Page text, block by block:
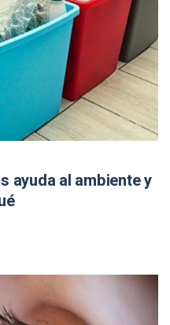
ayuda al ambiente y